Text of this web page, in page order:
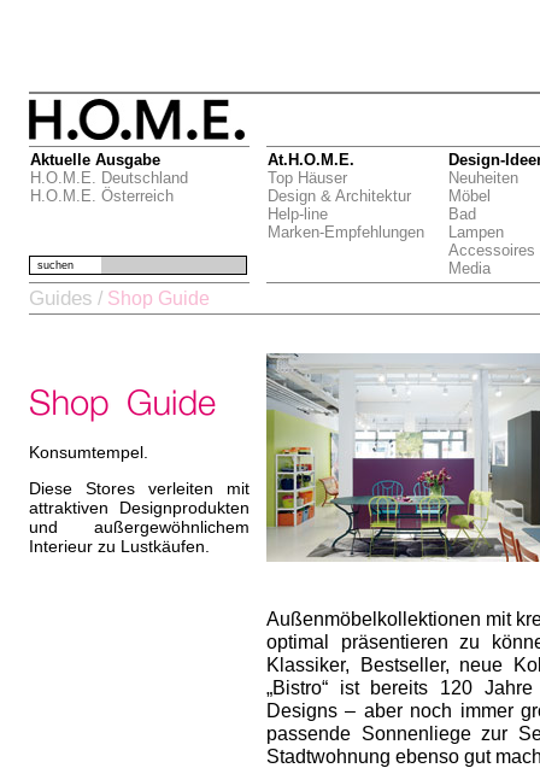
Aktuelle Ausgabe
H.O.M.E. Deutschland
H.O.M.E. Österreich
At.H.O.M.E.
Top Häuser
Design & Architektur
Help-line
Marken-Empfehlungen
Design-
Neuheiten
Möbel
Bad
Lampen
Accessoires
Media
suchen
Guides / Shop Guide
Konsumtempel.
Diese Stores verleiten mit
attraktiven Designprodukten
und außergewöhnlichem
Interieur zu Lustkäufen.
Außenmöbel­kollektionen mit
optimal präsentieren zu
Klassiker, Bestseller, neue
„Bistro“ ist bereits 120
Designs – aber noch immer
passende Sonnenliege zur
Stadtwohnung ebenso gut